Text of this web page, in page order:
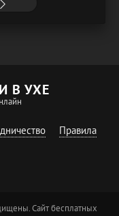
В УХЕ
Правила
Сайт бесплатных